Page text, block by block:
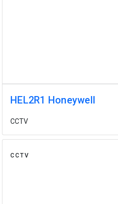
HEL2R1 Honeywell
CCTV
CCTV